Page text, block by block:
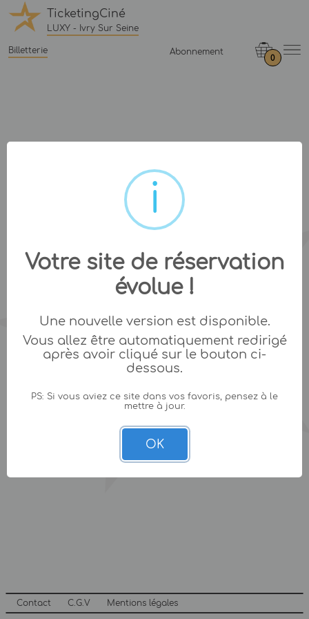
TicketingCiné
LUXY - Ivry Sur Seine
Billetterie Abonnement
0
Contact C.G.V Mentions légales
Votre site de réservation
évolue !
Une nouvelle version est disponible.
Vous allez être automatiquement redirigé
après avoir cliqué sur le bouton ci-
dessous.
PS: Si vous aviez ce site dans vos favoris, pensez à le
mettre à jour.
OK